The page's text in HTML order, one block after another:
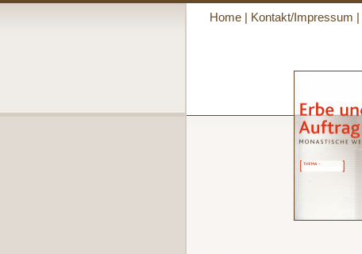
Home| Kontakt/Impressum